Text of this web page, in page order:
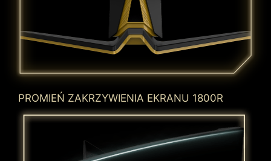
PROMIEŃ ZAKRZYWIENIA EKRANU 1800R